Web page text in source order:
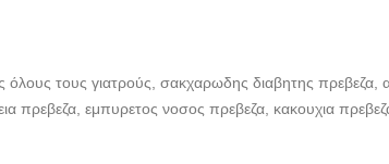
όλους τους γιατρούς, σακχαρωδης διαβητης πρεβεζα,
πρεβεζα, εμπυρετος νοσος πρεβεζα, κακουχια